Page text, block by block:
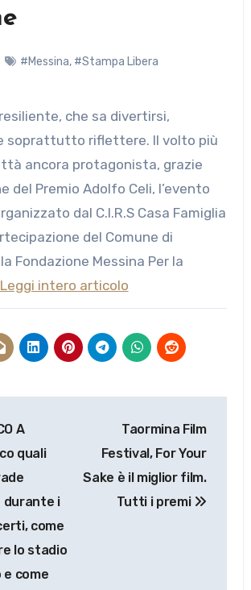
#Messina, #Stampa Libera
soprattutto riflettere. Il volto più
ancora protagonista, grazie
del Premio Adolfo Celi, l’evento
dal C.I.R.S Casa Famiglia
del Comune di
Fondazione Messina Per la
Leggi intero articolo
A
quali
i
come
lo stadio
e come
Taormina Film
Festival, For Your
Sake è il miglior film.
Tutti i premi